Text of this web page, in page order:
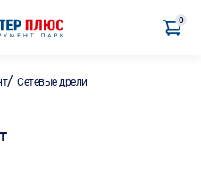
0
/Сетевые дрели